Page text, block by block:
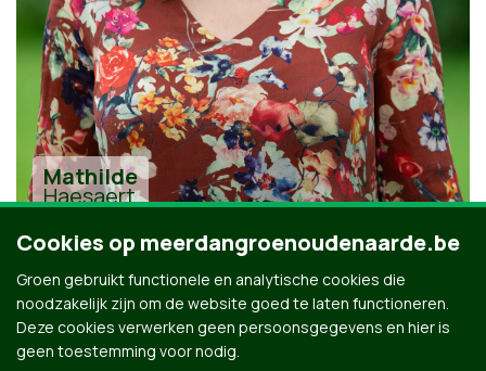
Mathilde
Haesaert
Alle kandidaten uit Oudenaarde
Cookies op meerdangroenoudenaarde.be
Groen gebruikt functionele en analytische cookies die
noodzakelijk zijn om de website goed te laten functioneren.
Deze cookies verwerken geen persoonsgegevens en hier is
geen toestemming voor nodig.